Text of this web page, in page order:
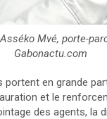
Mvé, porte-
Gabonactu.com
en grande
et le
des agents, la